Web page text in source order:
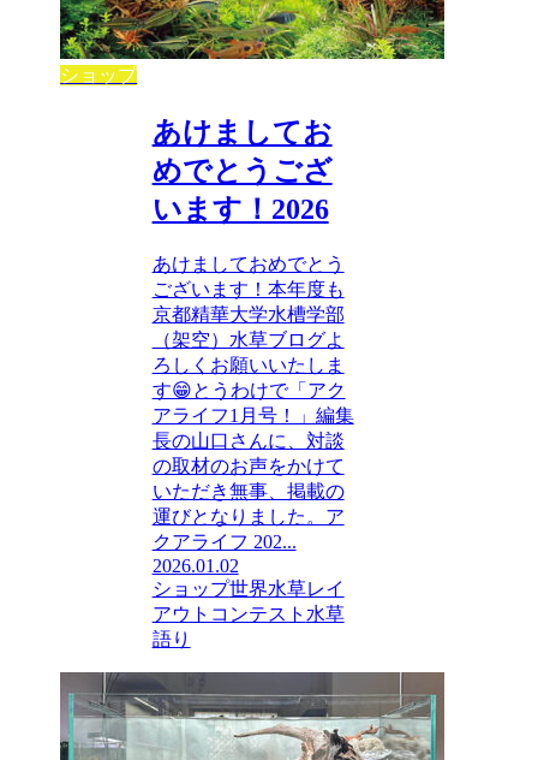
ショップ
あけましてお
めでとうござ
います！2026
あけましておめでとう
ございます！本年度も
京都精華大学水槽学部
（架空）水草ブログよ
ろしくお願いいたしま
す😁とうわけで「アク
アライフ1月号！」編集
長の山口さんに、対談
の取材のお声をかけて
いただき無事、掲載の
運びとなりました。ア
クアライフ 202...
2026.01.02
ショップ世界水草レイ
アウトコンテスト 水草
語り